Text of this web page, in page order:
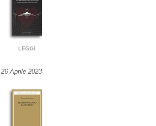
LEGGI
26 Aprile 2023